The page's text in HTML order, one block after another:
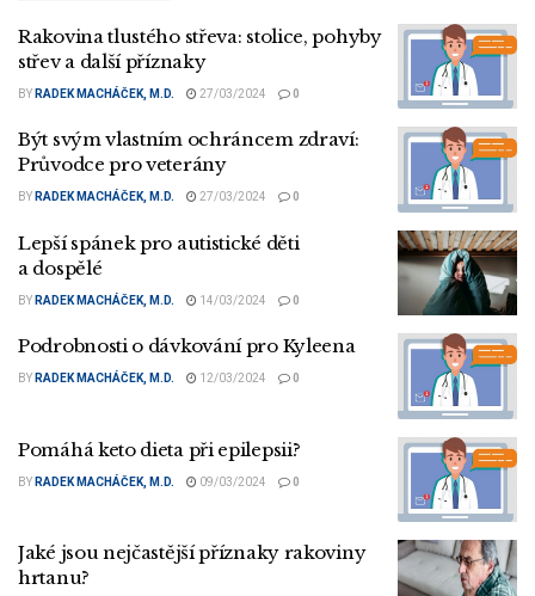
Rakovina tlustého střeva: stolice, pohyby
střev a další příznaky
BY RADEK MACHÁČEK, M.D. 27/03/2024 0
Být svým vlastním ochráncem zdraví:
Průvodce pro veterány
BY RADEK MACHÁČEK, M.D. 27/03/2024 0
Lepší spánek pro autistické děti
a dospělé
BY RADEK MACHÁČEK, M.D. 14/03/2024 0
Podrobnosti o dávkování pro Kyleena
BY RADEK MACHÁČEK, M.D. 12/03/2024 0
Pomáhá keto dieta při epilepsii?
BY RADEK MACHÁČEK, M.D. 09/03/2024 0
Jaké jsou nejčastější příznaky rakoviny
hrtanu?